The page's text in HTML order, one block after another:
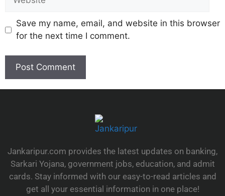
Save my name, email, and website in this browser
for the next time I comment.
Jankaripur.com provides the latest updates on banking,
Sarkari Yojana, government jobs, education, and admit
cards. Stay informed with our easy-to-read articles and
get all your essential information in one place!